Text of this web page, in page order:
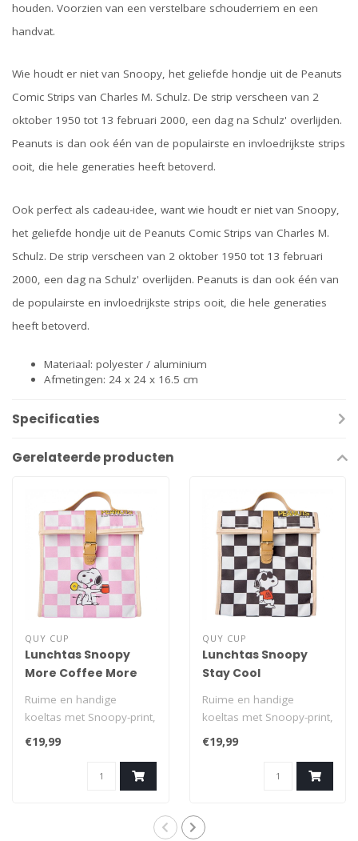
houden. Voorzien van een verstelbare schouderriem en een
handvat.
Wie houdt er niet van Snoopy, het geliefde hondje uit de Peanuts
Comic Strips van Charles M. Schulz. De strip verscheen van 2
oktober 1950 tot 13 februari 2000, een dag na Schulz' overlijden.
Peanuts is dan ook één van de populairste en invloedrijkste strips
ooit, die hele generaties heeft betoverd.
Ook perfect als cadeau-idee, want wie houdt er niet van Snoopy,
het geliefde hondje uit de Peanuts Comic Strips van Charles M.
Schulz. De strip verscheen van 2 oktober 1950 tot 13 februari
2000, een dag na Schulz' overlijden. Peanuts is dan ook één van
de populairste en invloedrijkste strips ooit, die hele generaties
heeft betoverd.
Materiaal: polyester / aluminium
Afmetingen: 24 x 24 x 16.5 cm
Specificaties
Gerelateerde producten
QUY CUP
Lunchtas Snoopy
More Coffee More
Ruime en handige
koeltas met Snoopy-print,
ideaal om je lunch overal
€19,99
QUY CUP
Lunchtas Snoopy
Stay Cool
Ruime en handige
koeltas met Snoopy-print,
ideaal om je lunch overal
€19,99